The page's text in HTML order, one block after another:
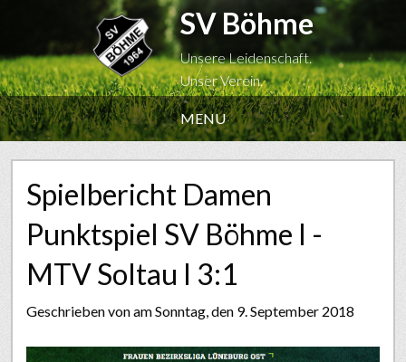
SV Böhme
Unsere Leidenschaft.
Unser Verein.
MENU
Spielbericht Damen
Punktspiel SV Böhme I -
MTV Soltau I 3:1
Geschrieben vonam Sonntag, den 9. September 2018